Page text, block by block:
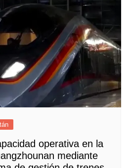
operativa en la
mediante